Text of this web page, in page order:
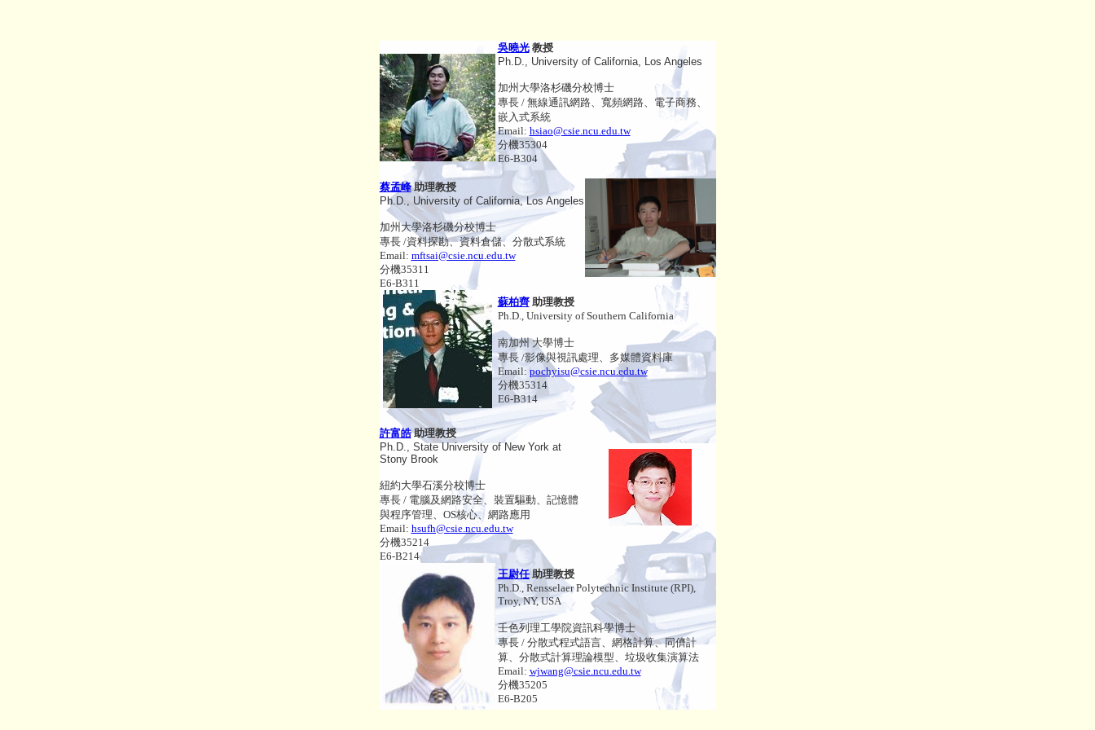
吳曉光教授
Ph.D., University of California, Los Angeles
加州大學洛杉磯分校博士
專長 / 無線通訊網路、寬頻網路、電子商務、
嵌入式系統
Email: hsiao@csie.ncu.edu.tw
分機35304
E6-B304
蔡孟峰助理教授
Ph.D., University of California, Los Angeles
加州大學洛杉磯分校博士
專長 /資料探勘、資料倉儲、分散式系統
Email: mftsai@csie.ncu.edu.tw
分機35311
E6-B311
蘇柏齊助理教授
Ph.D., University of Southern California
南加州 大學博士
專長 /影像與視訊處理、多媒體資料庫
Email: pochyisu@csie.ncu.edu.tw
分機35314
E6-B314
許富皓助理教授
Ph.D., State University of New York at
Stony Brook
紐約大學石溪分校博士
專長 / 電腦及網路安全、裝置驅動、記憶體
與程序管理、OS核心、網路應用
Email: hsufh@csie.ncu.edu.tw
分機35214
E6-B214
王尉任助理教授
Ph.D., Rensselaer Polytechnic Institute (RPI),
Troy, NY, USA
壬色列理工學院資訊科學博士
專長 / 分散式程式語言、網格計算、同儕計
算、分散式計算理論模型、垃圾收集演算法
Email: wjwang@csie.ncu.edu.tw
分機35205
E6-B205